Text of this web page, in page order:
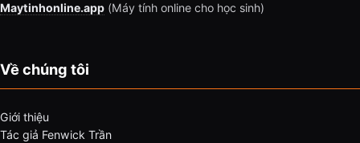
Maytinhonline.app (Máy tính online cho học sinh)
Về chúng tôi
Giới thiệu
Tác giả Fenwick Trần